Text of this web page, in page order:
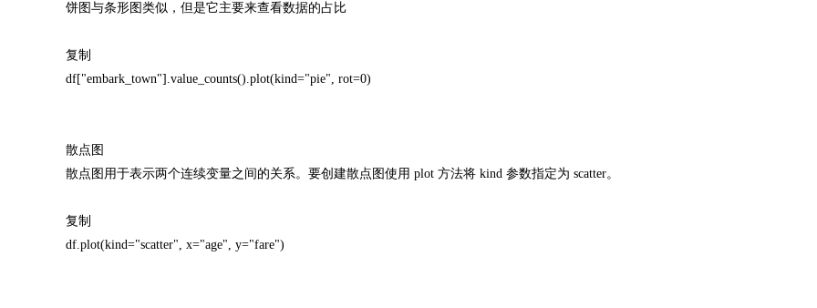
饼图与条形图类似，但是它主要来查看数据的占比
复制
df["embark_town"].value_counts().plot(kind="pie", rot=0)
散点图
散点图用于表示两个连续变量之间的关系。要创建散点图使用 plot 方法将 kind 参数指定为 scatter。
复制
df.plot(kind="scatter", x="age", y="fare")